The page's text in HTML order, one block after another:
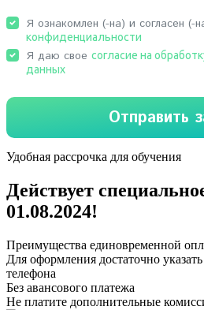
Удобная рассрочка для обучения
Действует
01.08.2024!
Преимущества единовременной
Для оформления достаточно
телефона
Без авансового платежа
Не платите дополнительные